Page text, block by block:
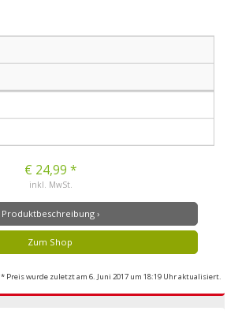
€ 24,99 *
inkl. MwSt.
Produktbeschreibung ›
Zum Shop
* Preis wurde zuletzt am 6. Juni 2017 um 18:19 Uhr aktualisiert.